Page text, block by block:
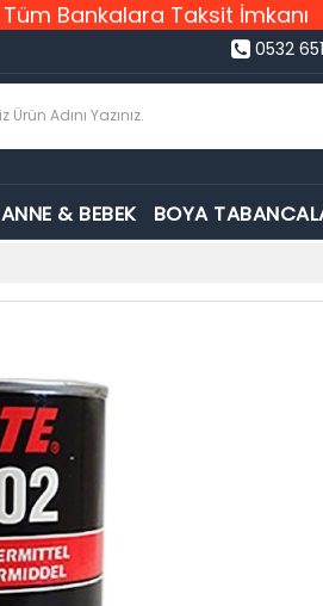
Tüm Bankalara Taksit İmkanı
0532
ANNE & BEBEK BOYA